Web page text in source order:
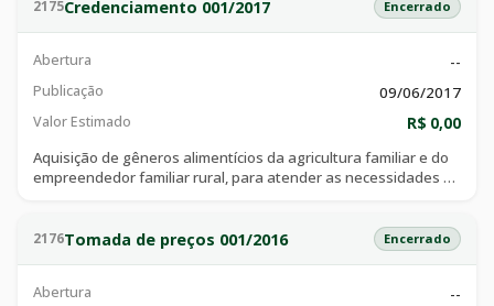
agência de publicidade e propaganda, visando atender a
2175Credenciamento 001/2017 Encerrado
Abertura --
Publicação 09/06/2017
Valor Estimado
R$ 0,00
Aquisição de gêneros alimentícios da agricultura familiar e do
empreendedor familiar rural, para atender as necessidades da
alimentação escolarpnae
2176Tomada de preços 001/2016 Encerrado
Abertura --